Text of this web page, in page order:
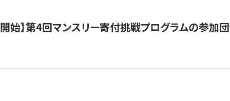
始】第4回マンスリー寄付挑戦プログラムの参加